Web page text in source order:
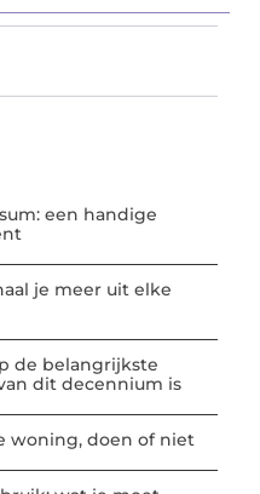
een handige
je meer uit elke
de belangrijkste
dit decennium is
woning, doen of niet